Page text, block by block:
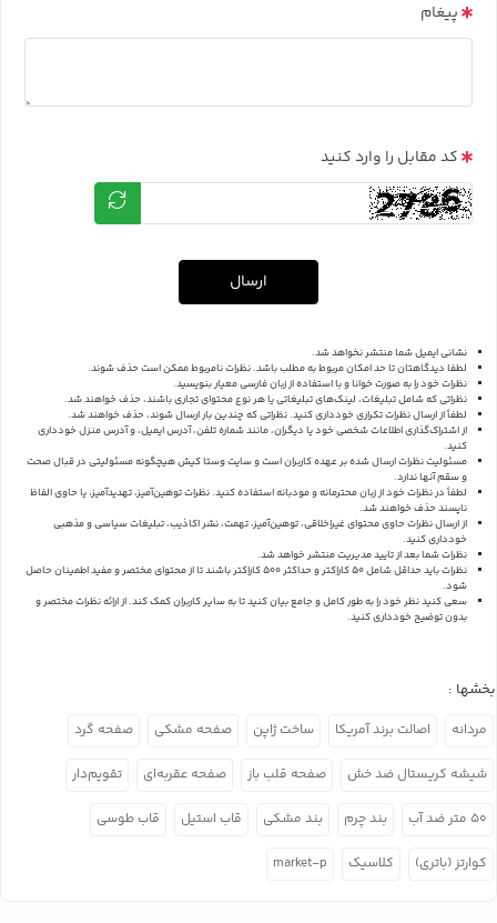
پیغام
کد مقابل را وارد کنید
ارسال
نشانی ایمیل شما منتشر نخواهد شد.
لطفا دیدگاهتان تا حد امکان مربوط به مطلب باشد. نظرات نامربوط ممکن است حذف شوند.
نظرات خود را به صورت خوانا و با استفاده از زبان فارسی معیار بنویسید.
نظراتی که شامل تبلیغات، لینک‌های تبلیغاتی یا هر نوع محتوای تجاری باشند، حذف خواهند شد.
لطفاً از ارسال نظرات تکراری خودداری کنید. نظراتی که چندین بار ارسال شوند، حذف خواهند شد.
از اشتراک‌گذاری اطلاعات شخصی خود یا دیگران، مانند شماره تلفن، آدرس ایمیل، و آدرس منزل خودداری
کنید.
مسئولیت نظرات ارسال شده بر عهده کاربران است و سایت وستا کیش هیچگونه مسئولیتی در قبال صحت
و سقم آنها ندارد.
لطفاً در نظرات خود از زبان محترمانه و مودبانه استفاده کنید. نظرات توهین‌آمیز، تهدیدآمیز، یا حاوی الفاظ
ناپسند حذف خواهند شد.
از ارسال نظرات حاوی محتوای غیراخلاقی، توهین‌آمیز، تهمت، نشر اکاذیب، تبلیغات سیاسی و مذهبی
خودداری کنید.
نظرات شما بعد از تایید مدیریت منتشر خواهد شد.
نظرات باید حداقل شامل 50 کاراکتر و حداکثر 500 کاراکتر باشند تا از محتوای مختصر و مفید اطمینان حاصل
شود.
سعی کنید نظر خود را به طور کامل و جامع بیان کنید تا به سایر کاربران کمک کند.از ارائه نظرات مختصر و
بدون توضیح خودداری کنید.
بخشها :
مردانه اصالت برند آمریکا ساخت ژاپن صفحه مشکی صفحه گرد
شیشه کریستال ضد خش صفحه قلب باز صفحه عقربه‌ای تقویم‌دار
۵۰ متر ضد آب بند چرم بند مشکی قاب استیل قاب طوسی
کوارتز (باتری) کلاسیک market-p